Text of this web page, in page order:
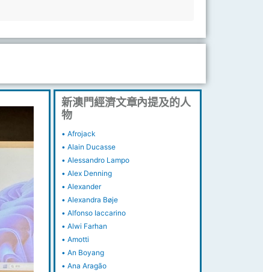
新澳門經濟文章內提及的人
物
•Afrojack
•Alain Ducasse
•Alessandro Lampo
•Alex Denning
•Alexander
•Alexandra Bøje
•Alfonso Iaccarino
•Alwi Farhan
•Amotti
•An Boyang
•Ana Aragão